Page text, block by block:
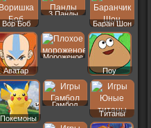
Вор Боб
3 Панды
Баран Шон
Аватар
Мороженое
Поу
Покемоны
Гамбол
Титаны